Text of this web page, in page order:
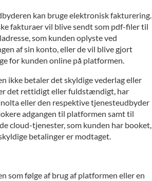
kan bruge elektronisk fakturering.
fakturaer vil blive sendt som pdf-filer til
som kunden oplyste ved
af sin konto, eller de vil blive gjort
for kunden online på platformen.
ikke betaler det skyldige vederlag eller
det rettidigt eller fuldstændigt, har
eller den respektive tjenesteudbyder
adgangen til platformen samt til
cloud-tjenester, som kunden har booket,
betalinger er modtaget.
som følge af brug af platformen eller en